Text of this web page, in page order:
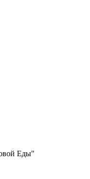
Еды"